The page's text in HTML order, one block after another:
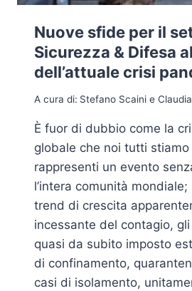
Nuove sfide per il
Sicurezza & Difesa
dell’attuale crisi
A cura di: Stefano Scaini e
È fuor di dubbio come la
globale che noi tutti
rappresenti un evento
l’intera comunità
trend di crescita
incessante del contagio,
quasi da subito imposto
di confinamento,
casi di isolamento,